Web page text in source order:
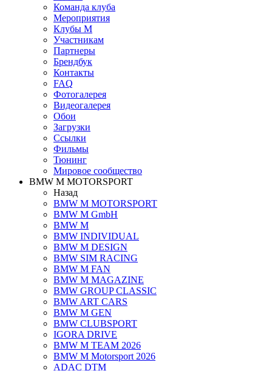
Команда клуба
Мероприятия
Клубы M
Участникам
Партнеры
Брендбук
Контакты
FAQ
Фотогалерея
Видеогалерея
Обои
Загрузки
Ссылки
Фильмы
Тюнинг
Мировое сообщество
BMW M MOTORSPORT
Назад
BMW M MOTORSPORT
BMW M GmbH
BMW M
BMW INDIVIDUAL
BMW M DESIGN
BMW SIM RACING
BMW M FAN
BMW M MAGAZINE
BMW GROUP CLASSIC
BMW ART CARS
BMW M GEN
BMW CLUBSPORT
IGORA DRIVE
BMW M TEAM 2026
BMW M Motorsport 2026
ADAC DTM